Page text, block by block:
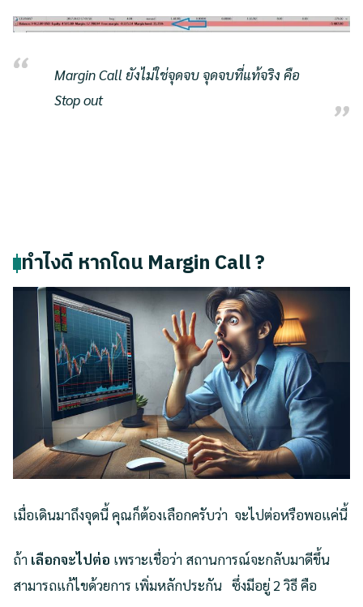
Margin Call ยังไม่ใช่จุดจบ จุดจบที่แท้จริง คือ
Stop out
ทำไงดี หากโดน Margin Call ?
เมื่อเดินมาถึงจุดนี้ คุณก็ต้องเลือกครับว่า จะไปต่อหรือพอแค่นี้
ถ้า เลือกจะไปต่อ เพราะเชื่อว่า สถานการณ์จะกลับมาดีขึ้น
สามารถแก้ไขด้วยการ เพิ่มหลักประกัน ซึ่งมีอยู่ 2 วิธี คือ